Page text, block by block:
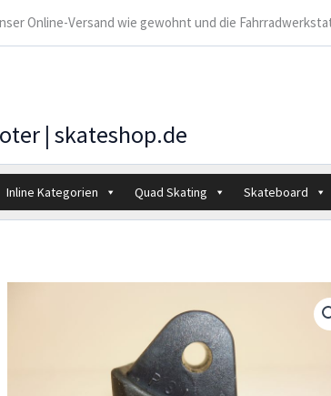
Online-Versand wie gewohnt und die
| skateshop.de
Inline Kategorien Quad Skating Skateboard